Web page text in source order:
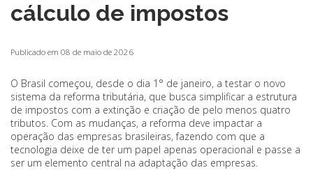
cálculo de impostos
Publicado em 08 de maio de 2026
O Brasil começou, desde o dia 1° de janeiro, a testar o novo
sistema da reforma tributária, que busca simplificar a estrutura
de impostos com a extinção e criação de pelo menos quatro
tributos. Com as mudanças, a reforma deve impactar a
operação das empresas brasileiras, fazendo com que a
tecnologia deixe de ter um papel apenas operacional e passe a
ser um elemento central na adaptação das empresas.